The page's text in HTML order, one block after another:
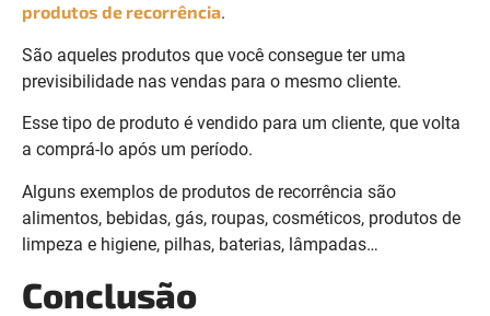
produtos de recorrência.
São aqueles produtos que você consegue ter uma
previsibilidade nas vendas para o mesmo cliente.
Esse tipo de produto é vendido para um cliente, que volta
a comprá-lo após um período.
Alguns exemplos de produtos de recorrência são
alimentos, bebidas, gás, roupas, cosméticos, produtos de
limpeza e higiene, pilhas, baterias, lâmpadas…
Conclusão